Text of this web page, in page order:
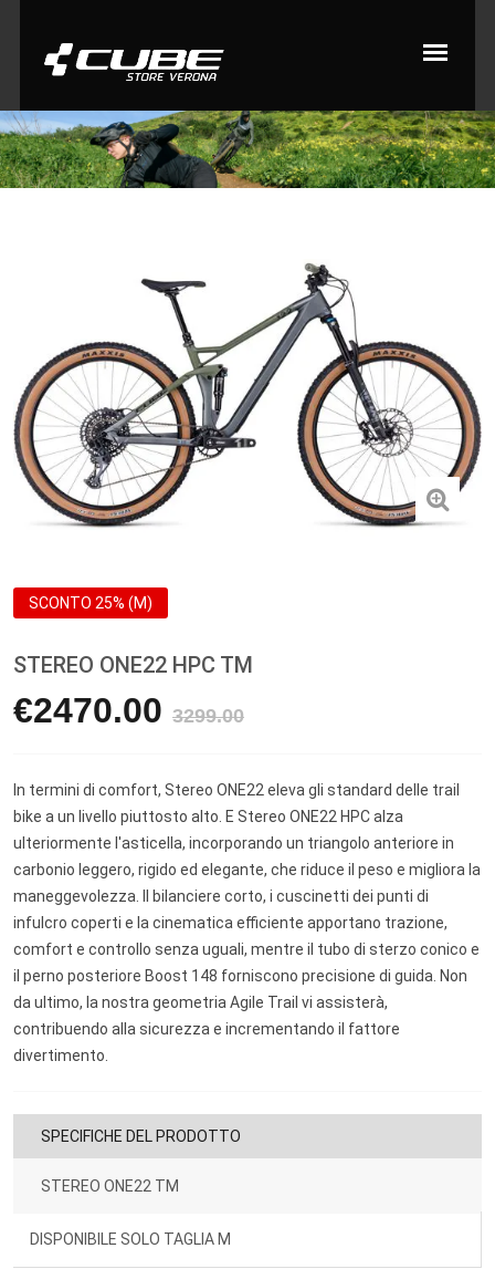
SCONTO 25% (M)
STEREO ONE22 HPC TM
€2470.00 3299.00
In termini di comfort, Stereo ONE22 eleva gli standard delle trail
bike a un livello piuttosto alto. E Stereo ONE22 HPC alza
ulteriormente l'asticella, incorporando un triangolo anteriore in
carbonio leggero, rigido ed elegante, che riduce il peso e migliora la
maneggevolezza. Il bilanciere corto, i cuscinetti dei punti di
infulcro coperti e la cinematica efficiente apportano trazione,
comfort e controllo senza uguali, mentre il tubo di sterzo conico e
il perno posteriore Boost 148 forniscono precisione di guida. Non
da ultimo, la nostra geometria Agile Trail vi assisterà,
contribuendo alla sicurezza e incrementando il fattore
divertimento.
SPECIFICHE DEL PRODOTTO
STEREO ONE22 TM
DISPONIBILE SOLO TAGLIA M